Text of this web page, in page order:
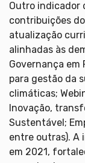
Outro indicador
contribuições
atualização
alinhadas às
Governança em
para gestão da
climáticas;
Inovação,
Sustentável;
entre outras). A
em 2021,